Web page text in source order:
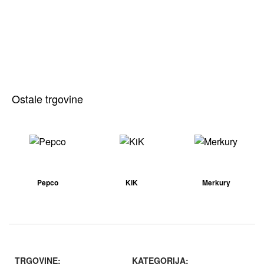
Ostale trgovine
Pepco KiK Merkury
TRGOVINE:
KATEGORIJA: